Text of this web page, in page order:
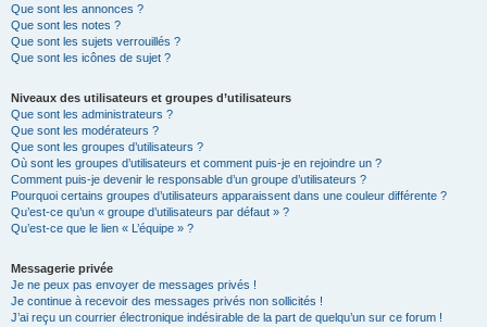
Que sont les annonces ?
Que sont les notes ?
Que sont les sujets verrouillés ?
Que sont les icônes de sujet ?
Niveaux des utilisateurs et groupes d’utilisateurs
Que sont les administrateurs ?
Que sont les modérateurs ?
Que sont les groupes d’utilisateurs ?
Où sont les groupes d’utilisateurs et comment puis-je en rejoindre un ?
Comment puis-je devenir le responsable d’un groupe d’utilisateurs ?
Pourquoi certains groupes d’utilisateurs apparaissent dans une couleur différente ?
Qu’est-ce qu’un « groupe d’utilisateurs par défaut » ?
Qu’est-ce que le lien « L’équipe » ?
Messagerie privée
Je ne peux pas envoyer de messages privés !
Je continue à recevoir des messages privés non sollicités !
J’ai reçu un courrier électronique indésirable de la part de quelqu’un sur ce forum !